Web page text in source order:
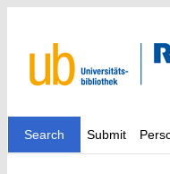
Search Submit